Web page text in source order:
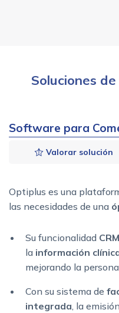
Soluciones
Software para
Valorar solución
Optiplus es una
las necesidades de una
Su funcionalidad CRM
la información
mejorando la
Con su sistema de
integrada, la